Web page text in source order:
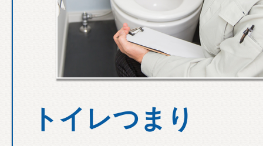
トイレつまり